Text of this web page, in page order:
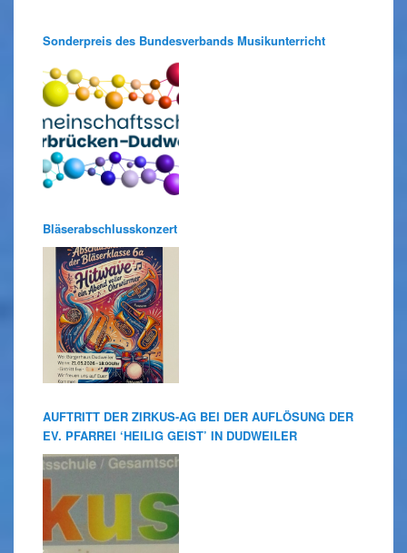
Sonderpreis des Bundesverbands Musikunterricht
Bläserabschlusskonzert
AUFTRITT DER ZIRKUS-AG BEI DER AUFLÖSUNG DER
EV. PFARREI ‘HEILIG GEIST’ IN DUDWEILER